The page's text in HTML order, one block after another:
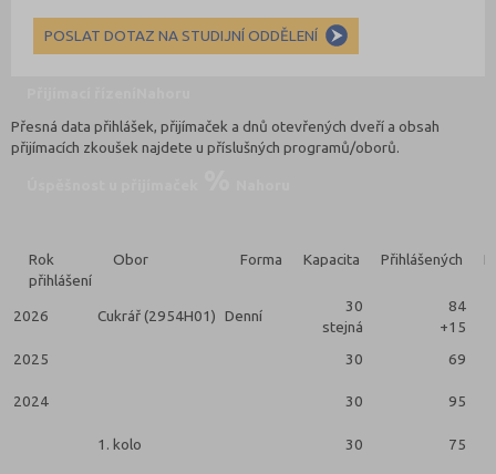
POSLAT DOTAZ NA STUDIJNÍ ODDĚLENÍ
Přesná data přihlášek, přijímaček a dnů otevřených dveří a obsah
přijímacích zkoušek najdete u příslušných programů/oborů.
Rok
přihlášení
Obor Forma Kapacita Přihlášených
2026 Cukrář (2954H01) Denní
30
stejná
84
+15
2025
30 69
2024 30 95
1. kolo 30 75